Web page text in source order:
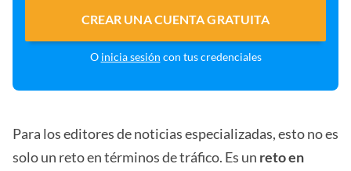
CREAR UNA CUENTA GRATUITA
O inicia sesión con tus credenciales
Para los editores de noticias especializadas, esto no es
solo un reto en términos de tráfico. Es un reto en